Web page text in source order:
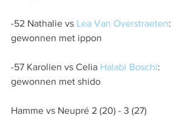
-52 Nathalie vs Lea Van Overstraeten:
gewonnen met ippon
-57 Karolien vs Celia Halabi Boschi:
gewonnen met shido
Hamme vs Neupré 2 (20) - 3 (27)